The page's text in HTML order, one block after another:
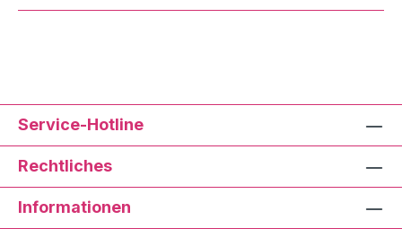
Service-Hotline
Rechtliches
Informationen